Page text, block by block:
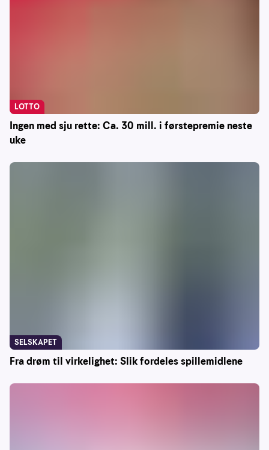
Ingen med sju rette: Ca. 30 mill. i førstepremie neste
uke
LOTTO
Fra drøm til virkelighet: Slik fordeles spillemidlene
SELSKAPET